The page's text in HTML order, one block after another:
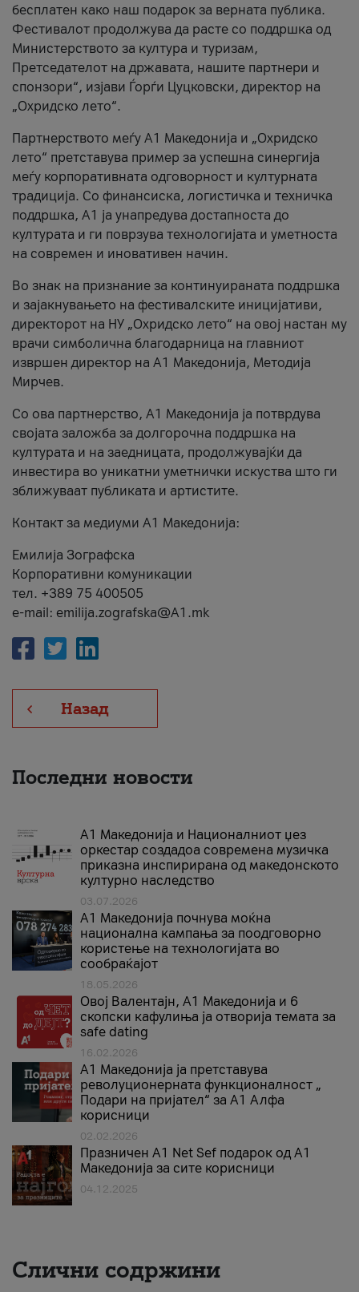
бесплатен како наш подарок за верната публика.
Фестивалот продолжува да расте со поддршка од
Министерството за култура и туризам,
Претседателот на државата, нашите партнери и
спонзори“, изјави Ѓорѓи Цуцковски, директор на
„Охридско лето“.
Партнерството меѓу A1 Македонија и „Охридско
лето“ претставува пример за успешна синергија
меѓу корпоративната одговорност и културната
традиција. Со финансиска, логистичка и техничка
поддршка, A1 ја унапредува достапноста до
културата и ги поврзува технологијата и уметноста
на современ и иновативен начин.
Во знак на признание за континуираната поддршка
и зајакнувањето на фестивалските иницијативи,
директорот на НУ „Охридско лето“ на овој настан му
врачи симболична благодарница на главниот
извршен директор на A1 Македонија, Методија
Мирчев.
Со ова партнерство, A1 Македонија ја потврдува
својата заложба за долгорочна поддршка на
културата и на заедницата, продолжувајќи да
инвестира во уникатни уметнички искуства што ги
зближуваат публиката и артистите.
Контакт за медиуми А1 Македонија:
Емилија Зографска
Корпоративни комуникации
тел. +389 75 400505
e-mail: emilija.zografska@A1.mk
Назад
Последни новости
А1 Македонија и Националниот џез
оркестар создадоа современа музичка
приказна инспирирана од македонското
културно наследство
03.07.2026
A1 Македонија почнува моќна
национална кампања за поодговорно
користење на технологијата во
сообраќајот
18.05.2026
Овој Валентајн, A1 Македонија и 6
скопски кафулиња ја отворија темата за
safe dating
16.02.2026
А1 Македонија ја претставува
револуционерната функционалност „
Подари на пријател“ за А1 Алфа
корисници
02.02.2026
Празничен A1 Net Sеf подарок од А1
Македонија за сите корисници
04.12.2025
Слични содржини